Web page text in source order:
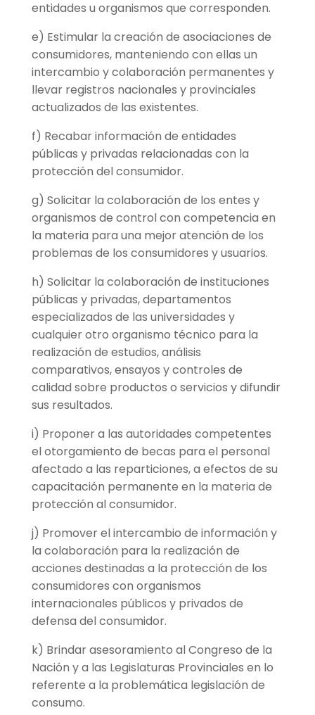
entidades u organismos que corresponden.
e) Estimular la creación de asociaciones de
consumidores, manteniendo con ellas un
intercambio y colaboración permanentes y
llevar registros nacionales y provinciales
actualizados de las existentes.
f) Recabar información de entidades
públicas y privadas relacionadas con la
protección del consumidor.
g) Solicitar la colaboración de los entes y
organismos de control con competencia en
la materia para una mejor atención de los
problemas de los consumidores y usuarios.
h) Solicitar la colaboración de instituciones
públicas y privadas, departamentos
especializados de las universidades y
cualquier otro organismo técnico para la
realización de estudios, análisis
comparativos, ensayos y controles de
calidad sobre productos o servicios y difundir
sus resultados.
i) Proponer a las autoridades competentes
el otorgamiento de becas para el personal
afectado a las reparticiones, a efectos de su
capacitación permanente en la materia de
protección al consumidor.
j) Promover el intercambio de información y
la colaboración para la realización de
acciones destinadas a la protección de los
consumidores con organismos
internacionales públicos y privados de
defensa del consumidor.
k) Brindar asesoramiento al Congreso de la
Nación y a las Legislaturas Provinciales en lo
referente a la problemática legislación de
consumo.